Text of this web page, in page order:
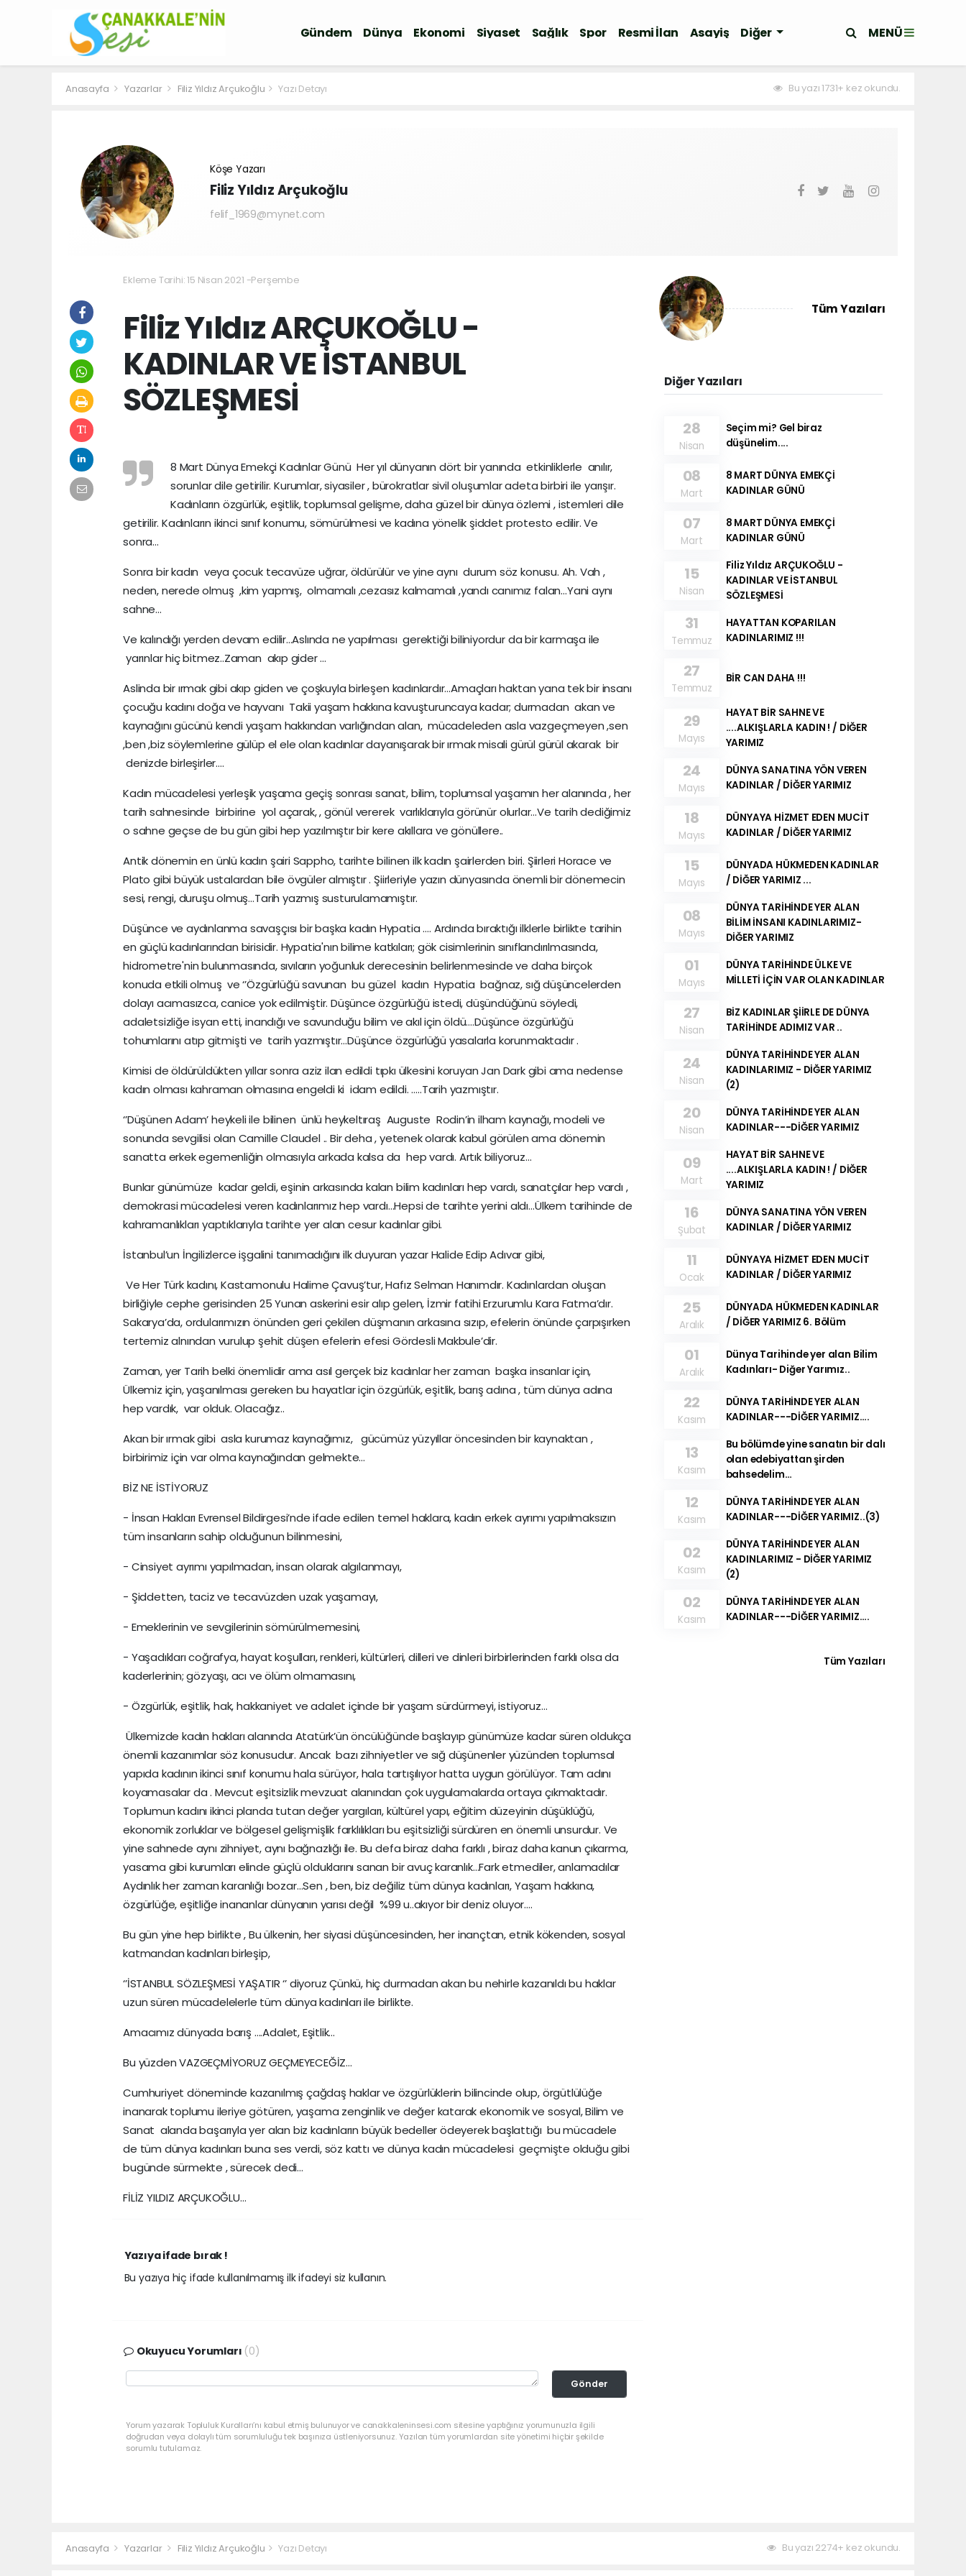
Gündem Dünya Ekonomi Siyaset Sağlık Spor Resmi İlan Asayiş Diğer MENÜ
Anasayfa Yazarlar Filiz Yıldız Arçukoğlu Yazı Detayı Bu yazı 1731+ kez okundu.
Köşe Yazarı
Filiz Yıldız Arçukoğlu
felif_1969@mynet.com
Ekleme Tarihi: 15 Nisan 2021 -Perşembe
Filiz Yıldız ARÇUKOĞLU -
KADINLAR VE İSTANBUL
SÖZLEŞMESİ
8 Mart Dünya Emekçi Kadınlar Günü Her yıl dünyanın dört bir yanında etkinliklerle anılır,
sorunlar dile getirilir. Kurumlar, siyasiler , bürokratlar sivil oluşumlar adeta birbiri ile yarışır.
Kadınların özgürlük, eşitlik, toplumsal gelişme, daha güzel bir dünya özlemi , istemleri dile
getirilir. Kadınların ikinci sınıf konumu, sömürülmesi ve kadına yönelik şiddet protesto edilir. Ve
sonra...
Sonra bir kadın veya çocuk tecavüze uğrar, öldürülür ve yine aynı durum söz konusu. Ah. Vah ,
neden, nerede olmuş ,kim yapmış, olmamalı ,cezasız kalmamalı ,yandı canımız falan…Yani aynı
sahne…
Ve kalındığı yerden devam edilir...Aslında ne yapılması gerektiği biliniyordur da bir karmaşa ile
yarınlar hiç bitmez..Zaman akıp gider …
Aslinda bir ırmak gibi akıp giden ve çoşkuyla birleşen kadınlardır…Amaçları haktan yana tek bir insanı
çocuğu kadını doğa ve hayvanı Takii yaşam hakkına kavuşturuncaya kadar; durmadan akan ve
kaynağını gücünü kendi yaşam hakkından varlığından alan, mücadeleden asla vazgeçmeyen ,sen
,ben ,biz söylemlerine gülüp el ele olan kadınlar dayanışarak bir ırmak misali gürül gürül akarak bir
denizde birleşirler….
Kadın mücadelesi yerleşik yaşama geçiş sonrası sanat, bilim, toplumsal yaşamın her alanında , her
tarih sahnesinde birbirine yol açarak, , gönül vererek varlıklarıyla görünür olurlar…Ve tarih dediğimiz
o sahne geçse de bu gün gibi hep yazılmıştır bir kere akıllara ve gönüllere..
Antik dönemin en ünlü kadın şairi Sappho, tarihte bilinen ilk kadın şairlerden biri. Şiirleri Horace ve
Plato gibi büyük ustalardan bile övgüler almıştır . Şiirleriyle yazın dünyasında önemli bir dönemecin
sesi, rengi, duruşu olmuş…Tarih yazmış susturulamamıştır.
Düşünce ve aydınlanma savaşçısı bir başka kadın Hypatia …. Ardında bıraktığı ilklerle birlikte tarihin
en güçlü kadınlarından birisidir. Hypatia'nın bilime katkıları; gök cisimlerinin sınıflandırılmasında,
hidrometre'nin bulunmasında, sıvıların yoğunluk derecesinin belirlenmesinde ve daha birçok
konuda etkili olmuş ve ‘’Özgürlüğü savunan bu güzel kadın Hypatia bağnaz, sığ düşüncelerden
dolayı acımasızca, canice yok edilmiştir. Düşünce özgürlüğü istedi, düşündüğünü söyledi,
adaletsizliğe isyan etti, inandığı ve savunduğu bilim ve akıl için öldü….Düşünce özgürlüğü
tohumlarını atıp gitmişti ve tarih yazmıştır…Düşünce özgürlüğü yasalarla korunmaktadır .
Kimisi de öldürüldükten yıllar sonra aziz ilan edildi tıpkı ülkesini koruyan Jan Dark gibi ama nedense
kadın olması kahraman olmasına engeldi ki idam edildi. …..Tarih yazmıştır.
‘’Düşünen Adam’ heykeli ile bilinen ünlü heykeltıraş Auguste Rodin’in ilham kaynağı, modeli ve
sonunda sevgilisi olan Camille Claudel .. Bir deha , yetenek olarak kabul görülen ama dönemin
sanatta erkek egemenliğin olmasıyla arkada kalsa da hep vardı. Artık biliyoruz…
Bunlar günümüze kadar geldi, eşinin arkasında kalan bilim kadınları hep vardı, sanatçılar hep vardı ,
demokrasi mücadelesi veren kadınlarımız hep vardı…Hepsi de tarihte yerini aldı…Ülkem tarihinde de
kahramanlıkları yaptıklarıyla tarihte yer alan cesur kadınlar gibi.
İstanbul’un İngilizlerce işgalini tanımadığını ilk duyuran yazar Halide Edip Adıvar gibi,
Ve Her Türk kadını, Kastamonulu Halime Çavuş’tur, Hafız Selman Hanımdır. Kadınlardan oluşan
birliğiyle cephe gerisinden 25 Yunan askerini esir alıp gelen, İzmir fatihi Erzurumlu Kara Fatma’dır.
Sakarya’da, ordularımızın önünden geri çekilen düşmanın arkasına sızıp, efelerin önünde çarpışırken
tertemiz alnından vurulup şehit düşen efelerin efesi Gördesli Makbule’dir.
Zaman, yer Tarih belki önemlidir ama asıl gerçek biz kadınlar her zaman başka insanlar için,
Ülkemiz için, yaşanılması gereken bu hayatlar için özgürlük, eşitlik, barış adına , tüm dünya adına
hep vardık, var olduk. Olacağız..
Akan bir ırmak gibi asla kurumaz kaynağımız, gücümüz yüzyıllar öncesinden bir kaynaktan ,
birbirimiz için var olma kaynağından gelmekte…
BİZ NE İSTİYORUZ
- İnsan Hakları Evrensel Bildirgesi’nde ifade edilen temel haklara, kadın erkek ayrımı yapılmaksızın
tüm insanların sahip olduğunun bilinmesini,
- Cinsiyet ayrımı yapılmadan, insan olarak algılanmayı,
- Şiddetten, taciz ve tecavüzden uzak yaşamayı,
- Emeklerinin ve sevgilerinin sömürülmemesini,
- Yaşadıkları coğrafya, hayat koşulları, renkleri, kültürleri, dilleri ve dinleri birbirlerinden farklı olsa da
kaderlerinin; gözyaşı, acı ve ölüm olmamasını,
- Özgürlük, eşitlik, hak, hakkaniyet ve adalet içinde bir yaşam sürdürmeyi, istiyoruz…
Ülkemizde kadın hakları alanında Atatürk’ün öncülüğünde başlayıp günümüze kadar süren oldukça
önemli kazanımlar söz konusudur. Ancak bazı zihniyetler ve sığ düşünenler yüzünden toplumsal
yapıda kadının ikinci sınıf konumu hala sürüyor, hala tartışılıyor hatta uygun görülüyor. Tam adını
koyamasalar da . Mevcut eşitsizlik mevzuat alanından çok uygulamalarda ortaya çıkmaktadır.
Toplumun kadını ikinci planda tutan değer yargıları, kültürel yapı, eğitim düzeyinin düşüklüğü,
ekonomik zorluklar ve bölgesel gelişmişlik farklılıkları bu eşitsizliği sürdüren en önemli unsurdur. Ve
yine sahnede aynı zihniyet, aynı bağnazlığı ile. Bu defa biraz daha farklı , biraz daha kanun çıkarma,
yasama gibi kurumları elinde güçlü olduklarını sanan bir avuç karanlık…Fark etmediler, anlamadılar
Aydınlık her zaman karanlığı bozar…Sen , ben, biz değiliz tüm dünya kadınları, Yaşam hakkına,
özgürlüğe, eşitliğe inananlar dünyanın yarısı değil %99 u..akıyor bir deniz oluyor….
Bu gün yine hep birlikte , Bu ülkenin, her siyasi düşüncesinden, her inançtan, etnik kökenden, sosyal
katmandan kadınları birleşip,
‘’İSTANBUL SÖZLEŞMESİ YAŞATIR ‘’ diyoruz Çünkü, hiç durmadan akan bu nehirle kazanıldı bu haklar
uzun süren mücadelelerle tüm dünya kadınları ile birlikte.
Amacımız dünyada barış ….Adalet, Eşitlik…
Bu yüzden VAZGEÇMİYORUZ GEÇMEYECEĞİZ…
Cumhuriyet döneminde kazanılmış çağdaş haklar ve özgürlüklerin bilincinde olup, örgütlülüğe
inanarak toplumu ileriye götüren, yaşama zenginlik ve değer katarak ekonomik ve sosyal, Bilim ve
Sanat alanda başarıyla yer alan biz kadınların büyük bedeller ödeyerek başlattığı bu mücadele
de tüm dünya kadınları buna ses verdi, söz kattı ve dünya kadın mücadelesi geçmişte olduğu gibi
bugünde sürmekte , sürecek dedi…
FİLİZ YILDIZ ARÇUKOĞLU…
Yazıya ifade bırak !
Bu yazıya hiç ifade kullanılmamış ilk ifadeyi siz kullanın.
Okuyucu Yorumları (0)
Gönder
Yorum yazarak Topluluk Kuralları’nı kabul etmiş bulunuyor ve canakkaleninsesi.com sitesine yaptığınız yorumunuzla ilgili
doğrudan veya dolaylı tüm sorumluluğu tek başınıza üstleniyorsunuz. Yazılan tüm yorumlardan site yönetimi hiçbir şekilde
sorumlu tutulamaz.
Tüm Yazıları
Diğer Yazıları
28
Nisan
Seçim mi? Gel biraz
düşünelim....
08
Mart
8 MART DÜNYA EMEKÇİ
KADINLAR GÜNÜ
07
Mart
8 MART DÜNYA EMEKÇİ
KADINLAR GÜNÜ
15
Nisan
Filiz Yıldız ARÇUKOĞLU -
KADINLAR VE İSTANBUL
SÖZLEŞMESİ
31
Temmuz
HAYATTAN KOPARILAN
KADINLARIMIZ !!!
27
Temmuz
BİR CAN DAHA !!!
29
Mayıs
HAYAT BİR SAHNE VE
....ALKIŞLARLA KADIN ! / DİĞER
YARIMIZ
24
Mayıs
DÜNYA SANATINA YÖN VEREN
KADINLAR / DİĞER YARIMIZ
18
Mayıs
DÜNYAYA HİZMET EDEN MUCİT
KADINLAR / DİĞER YARIMIZ
15
Mayıs
DÜNYADA HÜKMEDEN KADINLAR
/ DİĞER YARIMIZ ...
08
Mayıs
DÜNYA TARİHİNDE YER ALAN
BİLİM İNSANI KADINLARIMIZ-
DİĞER YARIMIZ
01
Mayıs
DÜNYA TARİHİNDE ÜLKE VE
MİLLETİ İÇİN VAR OLAN KADINLAR
27
Nisan
BİZ KADINLAR ŞİİRLE DE DÜNYA
TARİHİNDE ADIMIZ VAR ..
24
Nisan
DÜNYA TARİHİNDE YER ALAN
KADINLARIMIZ - DİĞER YARIMIZ
(2)
20
Nisan
DÜNYA TARİHİNDE YER ALAN
KADINLAR---DİĞER YARIMIZ
09
Mart
HAYAT BİR SAHNE VE
....ALKIŞLARLA KADIN ! / DİĞER
YARIMIZ
16
Şubat
DÜNYA SANATINA YÖN VEREN
KADINLAR / DİĞER YARIMIZ
11
Ocak
DÜNYAYA HİZMET EDEN MUCİT
KADINLAR / DİĞER YARIMIZ
25
Aralık
DÜNYADA HÜKMEDEN KADINLAR
/ DİĞER YARIMIZ 6. Bölüm
01
Aralık
Dünya Tarihinde yer alan Bilim
Kadınları- Diğer Yarımız..
22
Kasım
DÜNYA TARİHİNDE YER ALAN
KADINLAR---DİĞER YARIMIZ….
13
Kasım
Bu bölümde yine sanatın bir dalı
olan edebiyattan şirden
bahsedelim…
12
Kasım
DÜNYA TARİHİNDE YER ALAN
KADINLAR---DİĞER YARIMIZ..(3)
02
Kasım
DÜNYA TARİHİNDE YER ALAN
KADINLARIMIZ - DİĞER YARIMIZ
(2)
02
Kasım
DÜNYA TARİHİNDE YER ALAN
KADINLAR---DİĞER YARIMIZ….
Tüm Yazıları
Anasayfa Yazarlar Filiz Yıldız Arçukoğlu Yazı Detayı Bu yazı 2274+ kez okundu.